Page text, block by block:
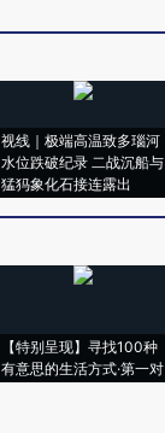
视线｜极端高温致多瑙河
水位跌破纪录 二战沉船与
猛犸象化石接连露出
【特别呈现】寻找100种
有意思的生活方式·第一对